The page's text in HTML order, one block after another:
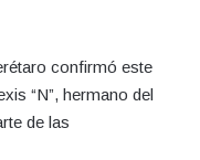
confirmó este
“N”, hermano del
de las